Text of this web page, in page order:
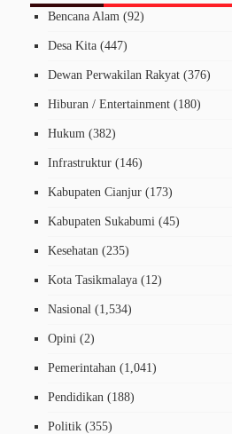
Bencana Alam (92)
Desa Kita (447)
Dewan Perwakilan Rakyat (376)
Hiburan / Entertainment (180)
Hukum (382)
Infrastruktur (146)
Kabupaten Cianjur (173)
Kabupaten Sukabumi (45)
Kesehatan (235)
Kota Tasikmalaya (12)
Nasional (1,534)
Opini (2)
Pemerintahan (1,041)
Pendidikan (188)
Politik (355)